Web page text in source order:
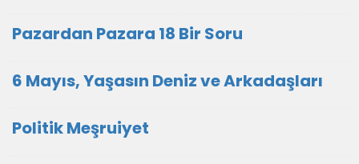
Pazardan Pazara 18 Bir Soru
6 Mayıs, Yaşasın Deniz ve Arkadaşları
Politik Meşruiyet